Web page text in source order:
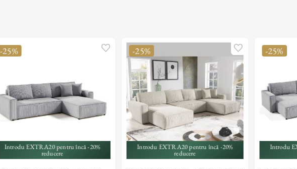
-25%
Introdu EXTRA20 pentru încă -20%
reducere
+ 2
-25%
Introdu EXTRA20 pentru încă -20%
reducere
+ 2
-25%
Introdu